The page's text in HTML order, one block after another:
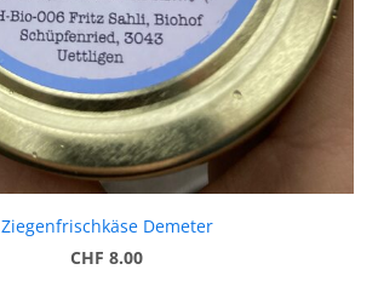
Ziegenfrischkäse Demeter
CHF 8.00